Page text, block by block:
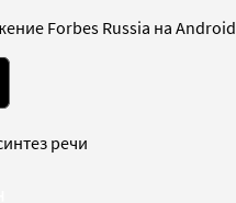
Forbes Russia на Android
речи